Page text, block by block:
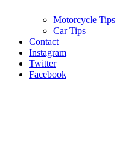
Motorcycle Tips
Car Tips
Contact
Instagram
Twitter
Facebook